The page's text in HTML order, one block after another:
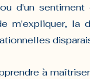
d'un
m'expliquer, la
à